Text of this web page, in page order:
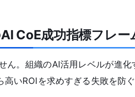
CoE成功指標フレー
ん。組織のAI活用レベルが進
いROIを求めすぎる失敗を防